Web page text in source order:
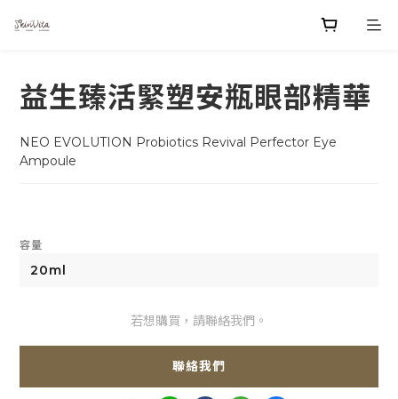
益生臻活緊塑安瓶眼部精華
NEO EVOLUTION Probiotics Revival Perfector Eye
Ampoule
容量
若想購買，請聯絡我們。
聯絡我們